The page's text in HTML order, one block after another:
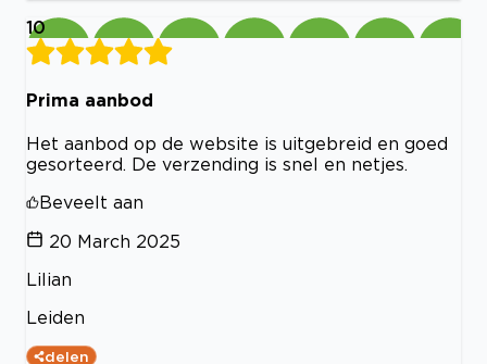
10
Prima aanbod
Het aanbod op de website is uitgebreid en goed
gesorteerd. De verzending is snel en netjes.
Beveelt aan
20 March 2025
Lilian
Leiden
delen